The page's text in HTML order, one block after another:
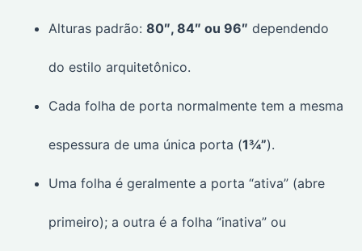
Alturas padrão: 80″, 84″ ou 96″ dependendo
do estilo arquitetônico.
Cada folha de porta normalmente tem a mesma
espessura de uma única porta (1¾”).
Uma folha é geralmente a porta “ativa” (abre
primeiro); a outra é a folha “inativa” ou